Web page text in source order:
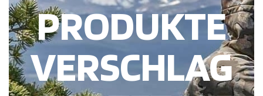
PRODUKTE
VERSCHLAG